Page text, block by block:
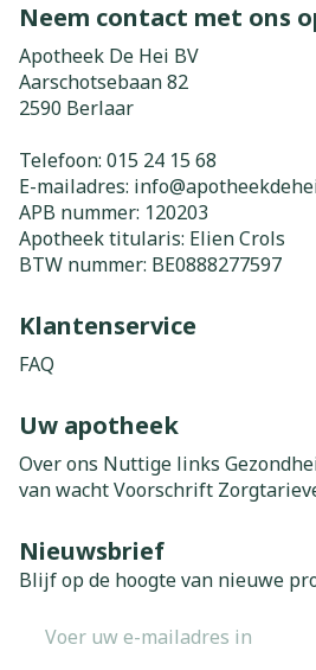
Neem contact met ons
Apotheek De Hei BV
Aarschotsebaan 82
2590 Berlaar
Telefoon: 015 24 15 68
E-mailadres: info@
APB nummer: 120203
Apotheek titularis: Elien Crols
BTW nummer: BE0888277597
Klantenservice
FAQ
Uw apotheek
Over ons Nuttige links
van wachtVoorschrift
Nieuwsbrief
Blijf op de hoogte van nieuwe